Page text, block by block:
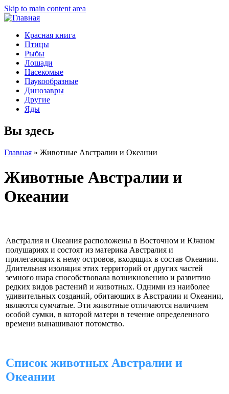
Skip to main content area
Красная книга
Птицы
Рыбы
Лошади
Насекомые
Паукообразные
Динозавры
Другие
Яды
Вы здесь
Главная » Животные Австралии и Океании
Животные Австралии и
Океании
Австралия и Океания расположены в Восточном и Южном
полушариях и состоят из материка Австралия и
прилегающих к нему островов, входящих в состав Океании.
Длительная изоляция этих территорий от других частей
земного шара способствовала возникновению и развитию
редких видов растений и животных. Одними из наиболее
удивительных созданий, обитающих в Австралии и Океании,
являются сумчатые. Эти животные отличаются наличием
особой сумки, в которой матери в течение определенного
времени вынашивают потомство.
Список животных Австралии и
Океании